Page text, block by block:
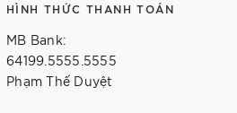
HÌNH THỨC THANH TOÁN
MB Bank:
64199.5555.5555
Phạm Thế Duyệt